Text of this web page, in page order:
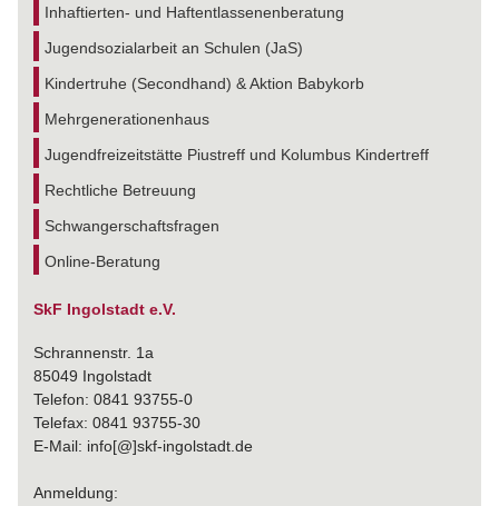
Inhaftierten- und Haftentlassenenberatung
Jugendsozialarbeit an Schulen (JaS)
Kindertruhe (Secondhand) & Aktion Babykorb
Mehrgenerationenhaus
Jugendfreizeitstätte Piustreff und Kolumbus Kindertreff
Rechtliche Betreuung
Schwangerschaftsfragen
Online-Beratung
SkF Ingolstadt e.V.
Schrannenstr. 1a
85049 Ingolstadt
Telefon: 0841 93755-0
Telefax: 0841 93755-30
E-Mail: info[@]skf-ingolstadt.de
Anmeldung: